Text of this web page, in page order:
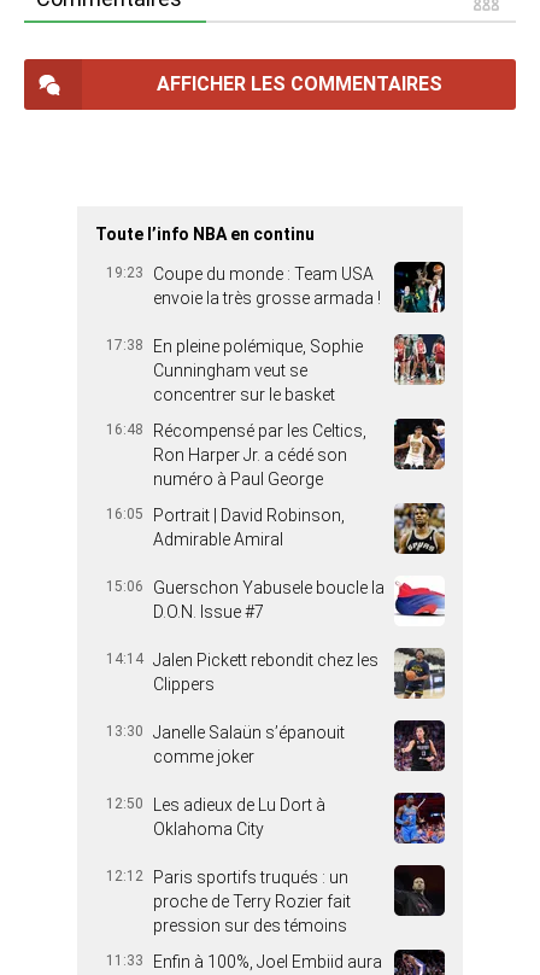
AFFICHER LES COMMENTAIRES
Toute l’info NBA en continu
19:23
Coupe du monde : Team USA
envoie la très grosse armada !
17:38
En pleine polémique, Sophie
Cunningham veut se
concentrer sur le basket
16:48
Récompensé par les Celtics,
Ron Harper Jr. a cédé son
numéro à Paul George
16:05
Portrait | David Robinson,
Admirable Amiral
15:06
Guerschon Yabusele boucle la
D.O.N. Issue #7
14:14 Jalen Pickett rebondit chez les
Clippers
13:30
Janelle Salaün s’épanouit
comme joker
12:50
Les adieux de Lu Dort à
Oklahoma City
12:12
Paris sportifs truqués : un
proche de Terry Rozier fait
pression sur des témoins
11:33
Enfin à 100%, Joel Embiid aura